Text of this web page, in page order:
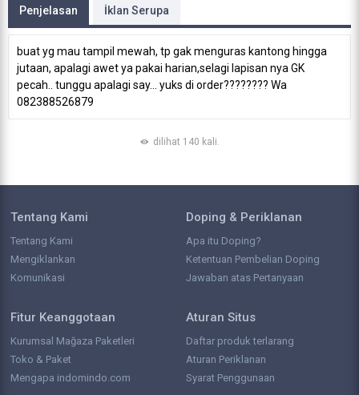
Penjelasan İklan Serupa
buat yg mau tampil mewah, tp gak menguras kantong hingga
jutaan, apalagi awet ya pakai harian,selagi lapisan nya GK
pecah.. tunggu apalagi say... yuks di order???????? Wa
082388526879
dilihat 140 kali.
Tentang Kami
Tentang Kami
Mengiklankan
Komunikasi
Doping & Periklanan
Apa itu Doping?
Ketentuan Pembelian Doping
Jawaban atas Pertanyaan
Fitur Keanggotaan
Kurumsal Mağaza Paketleri
Toko & Paket
Mengapa indomindo.com
Aturan Situs
Daftar produk terlarang
Aturan Periklanan
Syarat Penggunaan